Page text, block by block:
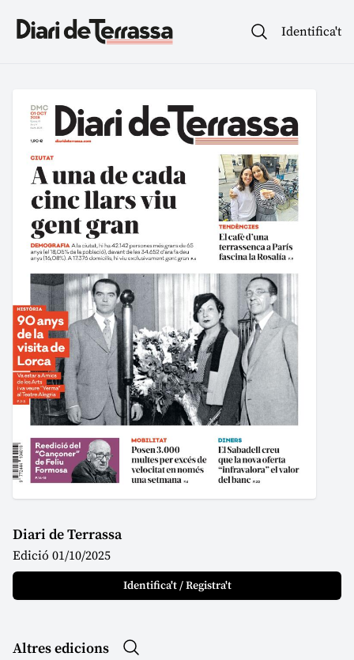
Identifica't
Diari de Terrassa
Edició 01/10/2025
Identifica't / Registra't
Altres edicions